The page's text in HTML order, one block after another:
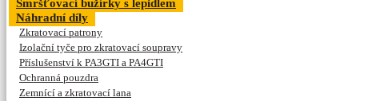
Smršťovací bužírky s lepidlem
Náhradní díly
Zkratovací patrony
Izolační tyče pro zkratovací soupravy
Příslušenství k PA3GTI a PA4GTI
Ochranná pouzdra
Zemnící a zkratovací lana